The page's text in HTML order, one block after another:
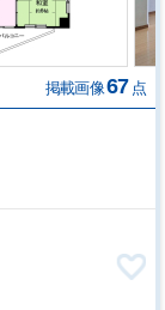
掲載画像67 点